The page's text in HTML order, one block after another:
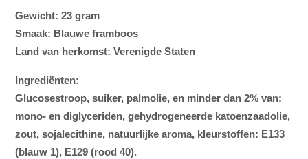
Gewicht: 23 gram
Smaak: Blauwe framboos
Land van herkomst: Verenigde Staten
Ingrediënten:
Glucosestroop, suiker, palmolie, en minder dan 2% van:
mono- en diglyceriden, gehydrogeneerde katoenzaadolie,
zout,sojalecithine, natuurlijke aroma, kleurstoffen: E133
(blauw 1), E129 (rood 40).